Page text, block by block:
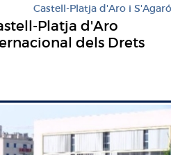
Castell-Platja d'Aro i S'Agaró
Platja d'Aro
dels Drets